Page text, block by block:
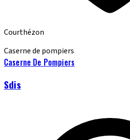
Courthézon
Caserne de pompiers
Caserne De Pompiers
Sdis